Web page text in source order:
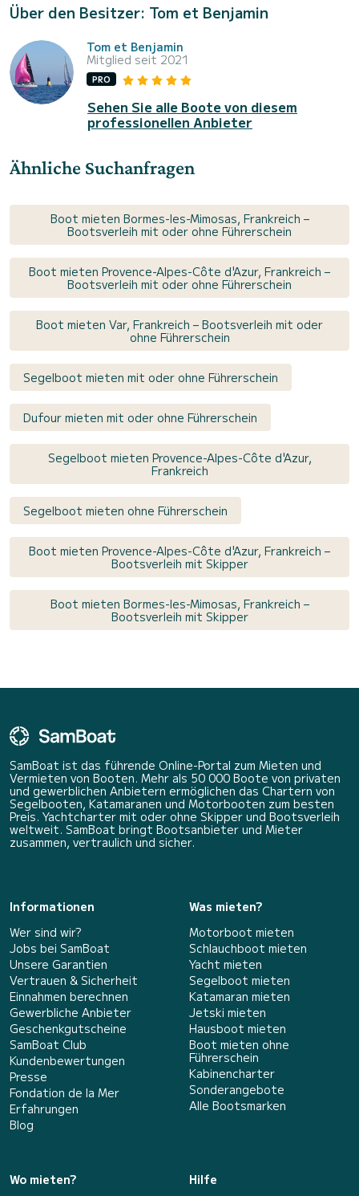
Über den Besitzer: Tom et Benjamin
Tom et Benjamin
Mitglied seit 2021
PRO
Sehen Sie alle Boote von diesem
professionellen Anbieter
Ähnliche Suchanfragen
Boot mieten Bormes-les-Mimosas, Frankreich –
Bootsverleih mit oder ohne Führerschein
Boot mieten Provence-Alpes-Côte d'Azur, Frankreich –
Bootsverleih mit oder ohne Führerschein
Boot mieten Var, Frankreich – Bootsverleih mit oder
ohne Führerschein
Segelboot mieten mit oder ohne Führerschein
Dufour mieten mit oder ohne Führerschein
Segelboot mieten Provence-Alpes-Côte d'Azur,
Frankreich
Segelboot mieten ohne Führerschein
Boot mieten Provence-Alpes-Côte d'Azur, Frankreich –
Bootsverleih mit Skipper
Boot mieten Bormes-les-Mimosas, Frankreich –
Bootsverleih mit Skipper
SamBoat ist das führende Online-Portal zum Mieten und
Vermieten von Booten. Mehr als 50 000 Boote von privaten
und gewerblichen Anbietern ermöglichen das Chartern von
Segelbooten, Katamaranen und Motorbooten zum besten
Preis. Yachtcharter mit oder ohne Skipper und Bootsverleih
weltweit. SamBoat bringt Bootsanbieter und Mieter
zusammen, vertraulich und sicher.
Informationen
Wer sind wir?
Jobs bei SamBoat
Unsere Garantien
Vertrauen & Sicherheit
Einnahmen berechnen
Gewerbliche Anbieter
Geschenkgutscheine
SamBoat Club
Kundenbewertungen
Presse
Fondation de la Mer
Erfahrungen
Blog
Was mieten?
Motorboot mieten
Schlauchboot mieten
Yacht mieten
Segelboot mieten
Katamaran mieten
Jetski mieten
Hausboot mieten
Boot mieten ohne
Führerschein
Kabinencharter
Sonderangebote
Alle Bootsmarken
Wo mieten?
Hilfe